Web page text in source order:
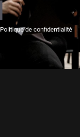
Politique de confidentialité